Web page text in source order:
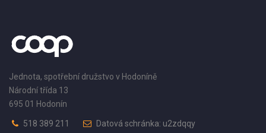
Jednota, spotřební družstvo v Hodoníně
Národní třída 13
695 01 Hodonín
518 389 211
Datová schránka: u2zdqqy